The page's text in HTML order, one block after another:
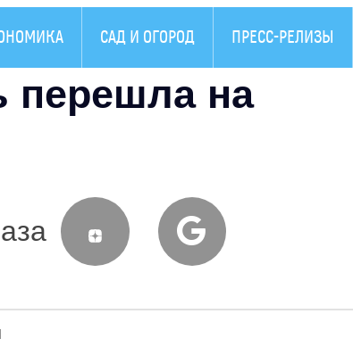
САД И ОГОРОД ПРЕСС-РЕЛИЗЫ
перешла на